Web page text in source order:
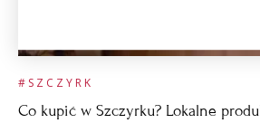
#SZCZYRK
Co kupić w Szczyrku? Lokalne